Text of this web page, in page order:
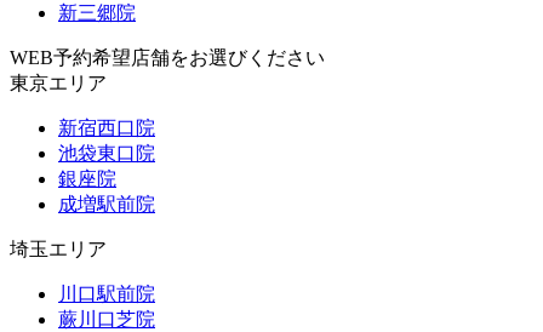
新三郷院
WEB予約希望店舗をお選びください
東京エリア
新宿西口院
池袋東口院
銀座院
成増駅前院
埼玉エリア
川口駅前院
蕨川口芝院